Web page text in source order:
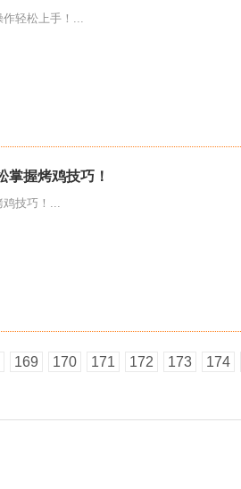
轻松上手！...
掌握烤鸡技巧！
鸡技巧！...
169 170 171 172 173 174